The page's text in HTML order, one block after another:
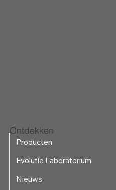
Ontdekken
Producten
Evolutie Laboratorium
Nieuws